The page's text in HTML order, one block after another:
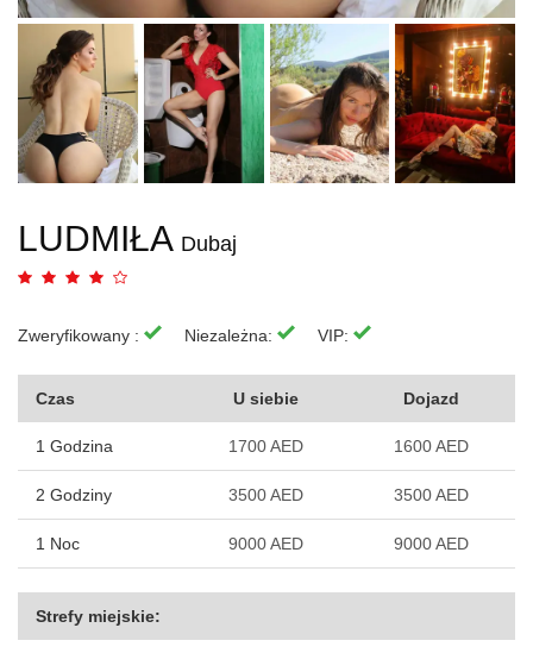
LUDMIŁA Dubaj
Zweryfikowany : Niezależna: VIP:
Czas U siebie Dojazd
1 Godzina 1700 AED 1600 AED
2 Godziny 3500 AED 3500 AED
1 Noc 9000 AED 9000 AED
Strefy miejskie: